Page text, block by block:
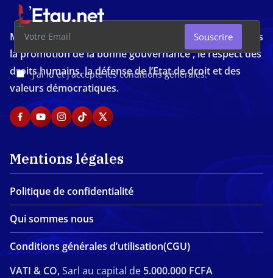
J'ai lu et j'accepte les conditions générales.
Souscrire
Média d'investigation ivoirien résolument engagé dans
la promotion de la bonne gouvernance , le respect des
droits humains, la défense de l’Etat de droit et des
valeurs démocratiques.
Mentions légales
Politique de confidentialité
Qui sommes nous
Conditions générales d’utilisation(CGU)
VATI & CO,Sarl au capital de 5.000.000 FCFA